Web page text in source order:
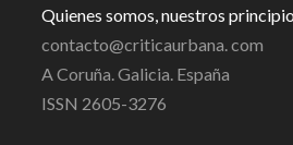
Quienes somos, nuestros
contacto@criticaurbana. com
A Coruña. Galicia. España
ISSN 2605-3276